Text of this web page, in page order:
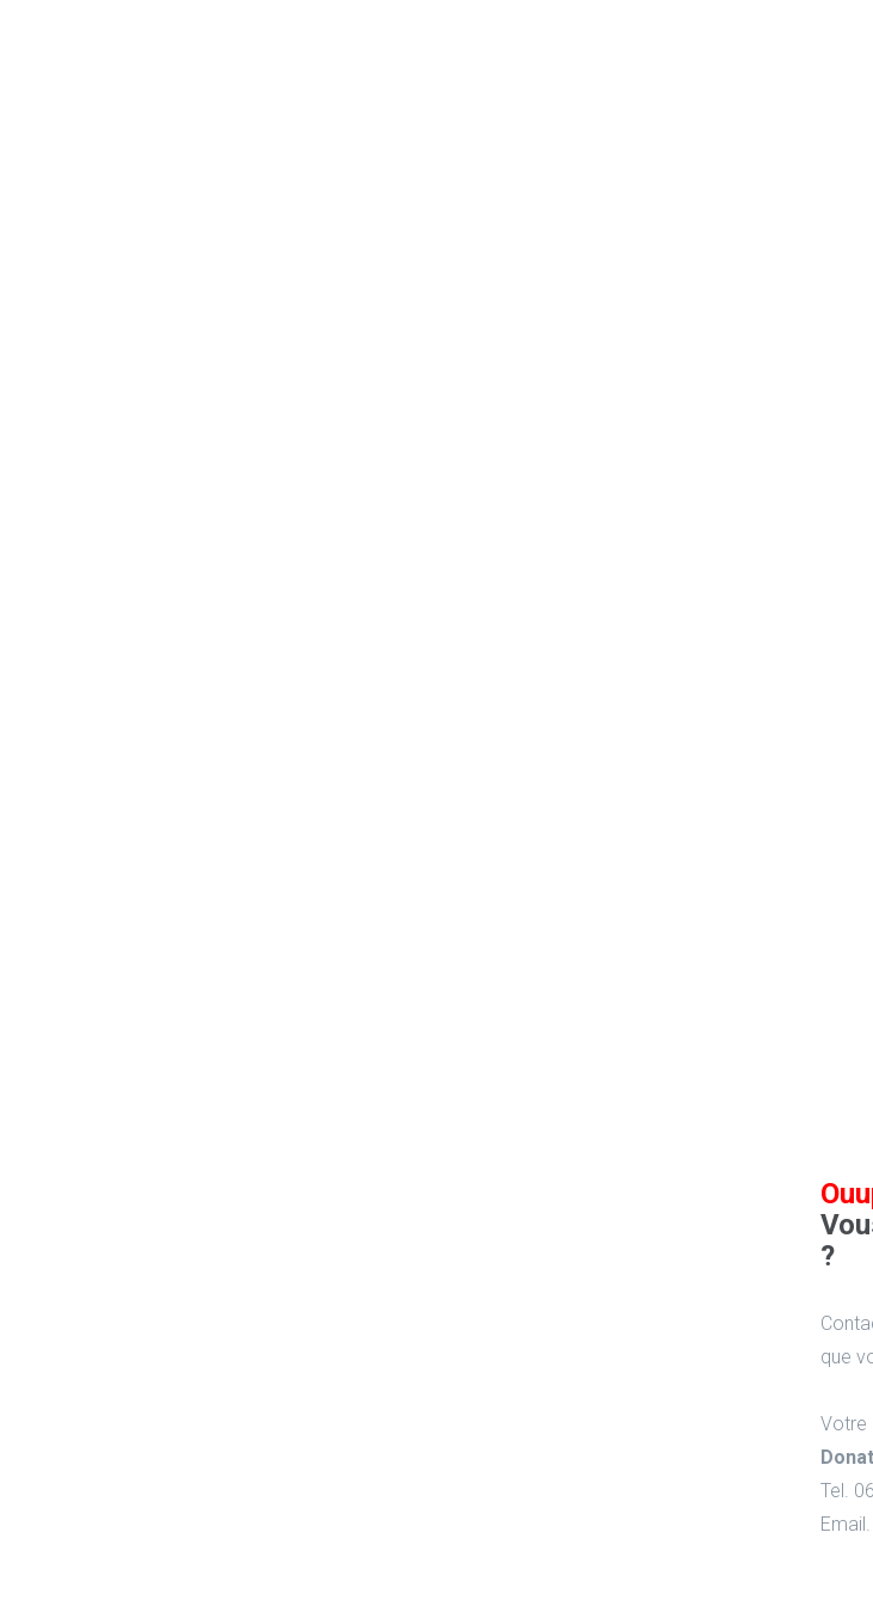
?
que
Votre
Tel.
Email.